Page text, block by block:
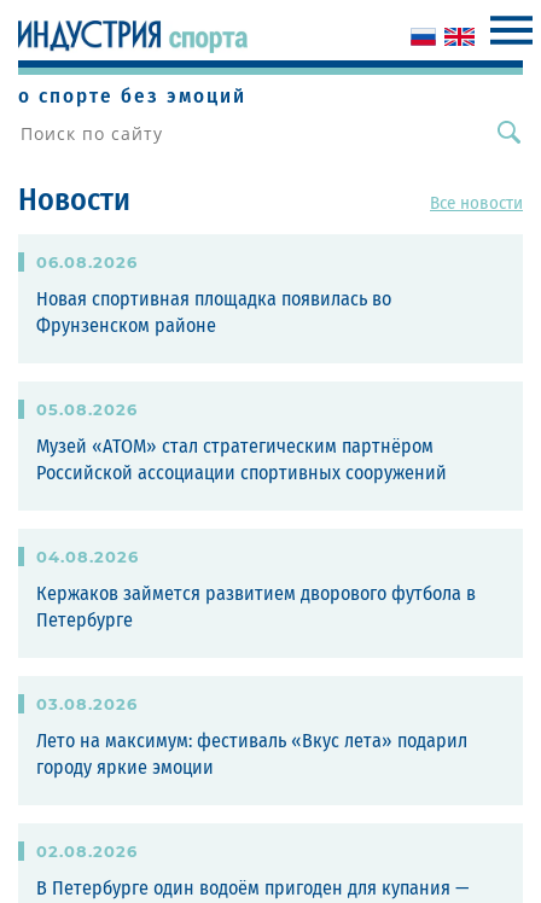
о спорте без эмоций
Новости Все новости
06.08.2026
Новая спортивная площадка появилась во
Фрунзенском районе
05.08.2026
Музей «АТОМ» стал стратегическим партнёром
Российской ассоциации спортивных сооружений
04.08.2026
Кержаков займется развитием дворового футбола в
Петербурге
03.08.2026
Лето на максимум: фестиваль «Вкус лета» подарил
городу яркие эмоции
02.08.2026
В Петербурге один водоём пригоден для купания —